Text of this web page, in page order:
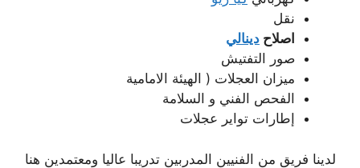
نقل
اصلاح دينالي
صور التفتيش
ميزان العجلات ( الهيئة الامامية
الفحص الفني و السلامة
إطارات تواير عجلات
لدينا فريق من الفنيين المدربين تدريبا عاليا ومعتمدين هنا